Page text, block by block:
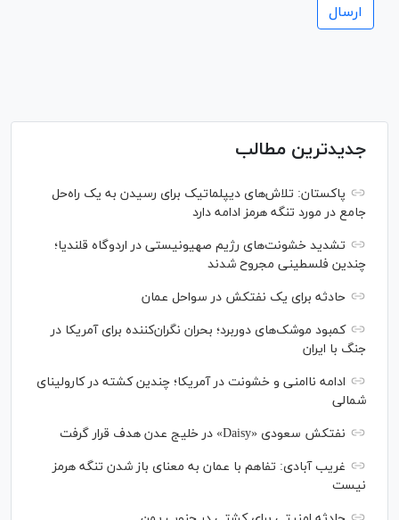
جدیدترین مطالب
پاکستان: تلاش‌های دیپلماتیک برای رسیدن به یک راه‌حل
جامع در مورد تنگه هرمز ادامه دارد
تشدید خشونت‌های رژیم صهیونیستی در اردوگاه قلندیا؛
چندین فلسطینی مجروح شدند
حادثه برای یک نفتکش در سواحل عمان
کمبود موشک‌های دوربرد؛ بحران نگران‌کننده برای آمریکا در
جنگ با ایران
ادامه ناامنی و خشونت در آمریکا؛ چندین کشته در کارولینای
شمالی
نفتکش سعودی «Daisy» در خلیج عدن هدف قرار گرفت
غریب آبادی: تفاهم با عمان به معنای باز شدن تنگه هرمز
نیست